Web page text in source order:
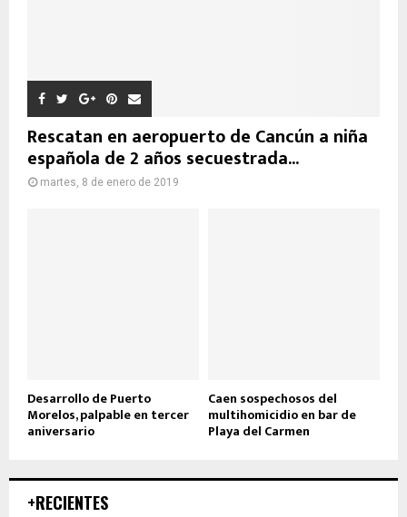
Rescatan en aeropuerto de Cancún a niña
española de 2 años secuestrada...
martes, 8 de enero de 2019
Desarrollo de Puerto
Morelos, palpable en tercer
aniversario
Caen sospechosos del
multihomicidio en bar de
Playa del Carmen
+RECIENTES